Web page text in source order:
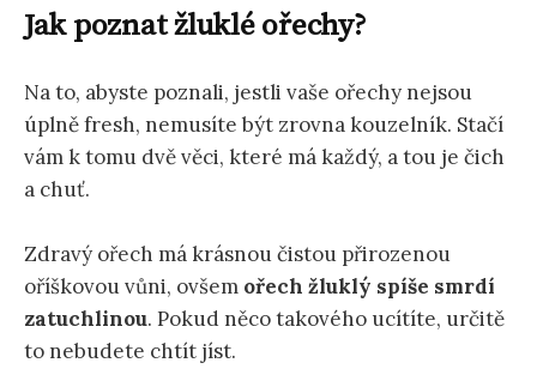
Jak poznat žluklé ořechy?
Na to, abyste poznali, jestli vaše ořechy nejsou
úplně fresh, nemusíte být zrovna kouzelník. Stačí
vám k tomu dvě věci, které má každý, a tou je čich
a chuť.
Zdravý ořech má krásnou čistou přirozenou
oříškovou vůni, ovšem ořech žluklý spíše smrdí
zatuchlinou. Pokud něco takového ucítíte, určitě
to nebudete chtít jíst.